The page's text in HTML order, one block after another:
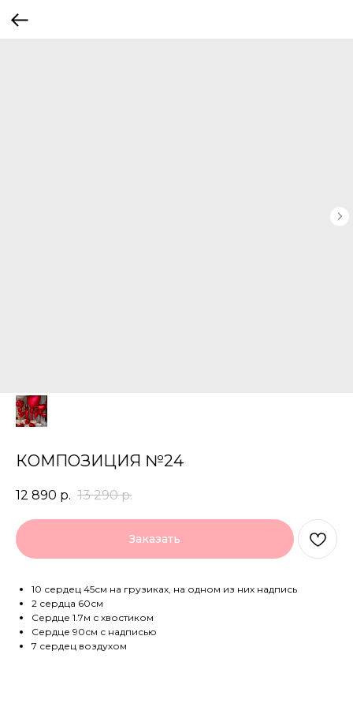
КОМПОЗИЦИЯ №24
12 890 р. 13 290 р.
Заказать
10 сердец 45см на грузиках, на одном из них надпись
2 сердца 60см
Сердце 1.7м с хвостиком
Сердце 90см с надписью
7 сердец воздухом